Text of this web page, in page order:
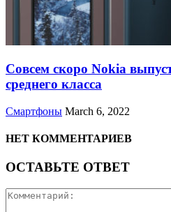
Совсем скоро Nokia
среднего класса
Смартфоны March 6, 2022
НЕТ КОММЕНТАРИЕВ
ОСТАВЬТЕ ОТВЕТ